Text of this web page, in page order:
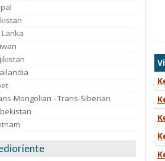
Lanka
Mongolian - Trans-Siberian